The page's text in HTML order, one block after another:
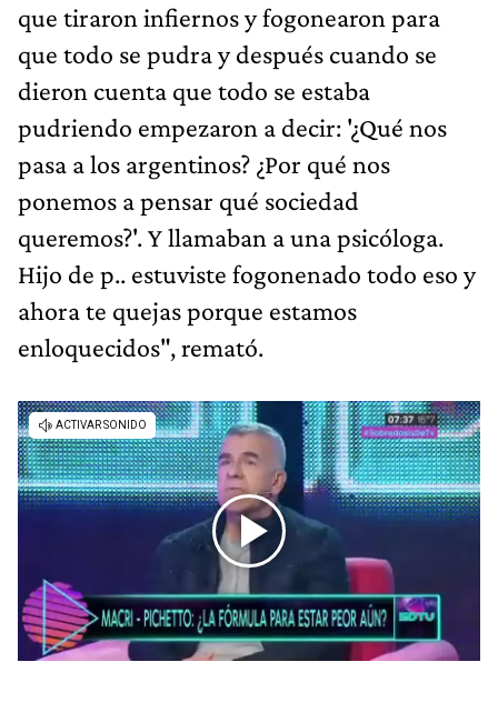
que tiraron infiernos y fogonearon para
que todo se pudra y después cuando se
dieron cuenta que todo se estaba
pudriendo empezaron a decir: '¿Qué nos
pasa a los argentinos? ¿Por qué nos
ponemos a pensar qué sociedad
queremos?'. Y llamaban a una psicóloga.
Hijo de p.. estuviste fogonenado todo eso y
ahora te quejas porque estamos
enloquecidos", remató.